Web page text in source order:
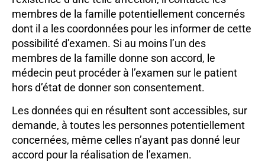
membres de la famille potentiellement concernés
dont il a les coordonnées pour les informer de cette
possibilité d’examen. Si au moins l’un des
membres de la famille donne son accord, le
médecin peut procéder à l’examen sur le patient
hors d’état de donner son consentement.
Les données qui en résultent sont accessibles, sur
demande, à toutes les personnes potentiellement
concernées, même celles n’ayant pas donné leur
accord pour la réalisation de l’examen.